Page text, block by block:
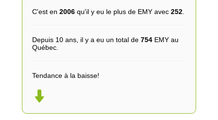
C'est en 2006qu'il y eu le plus de EMY avec 252.
Depuis 10 ans, il y a eu un total de 754EMY au
Québec.
Tendance à la baisse!